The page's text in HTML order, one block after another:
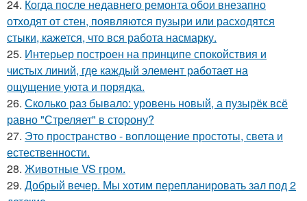
24. Когда после недавнего ремонта обои внезапно
отходят от стен, появляются пузыри или расходятся
стыки, кажется, что вся работа насмарку.
25. Интерьер построен на принципе спокойствия и
чистых линий, где каждый элемент работает на
ощущение уюта и порядка.
26. Сколько раз бывало: уровень новый, а пузырёк всё
равно "Стреляет" в сторону?
27. Это пространство - воплощение простоты, света и
естественности.
28. Животные VS гром.
29. Добрый вечер. Мы хотим перепланировать зал под 2